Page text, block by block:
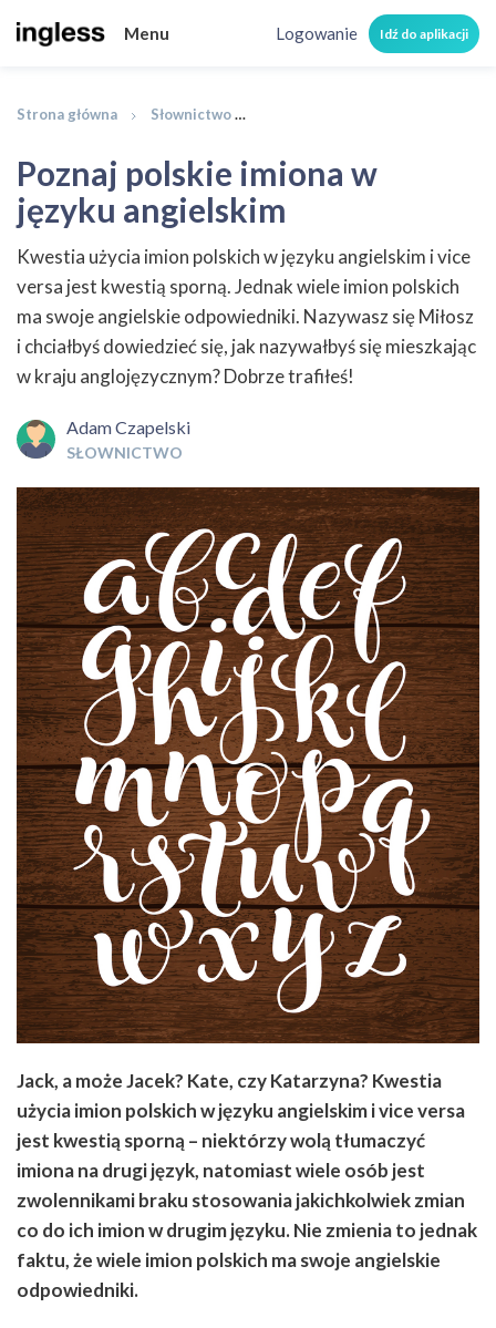
Menu Logowanie Idź do aplikacji
Strona główna Słownictwo
Poznaj polskie imiona w
języku angielskim
Kwestia użycia imion polskich w języku angielskim i vice
versa jest kwestią sporną. Jednak wiele imion polskich
ma swoje angielskie odpowiedniki. Nazywasz się Miłosz
i chciałbyś dowiedzieć się, jak nazywałbyś się mieszkając
w kraju anglojęzycznym? Dobrze trafiłeś!
Adam Czapelski
SŁOWNICTWO
Jack, a może Jacek? Kate, czy Katarzyna? Kwestia
użycia imion polskich w języku angielskim i vice versa
jest kwestią sporną – niektórzy wolą tłumaczyć
imiona na drugi język, natomiast wiele osób jest
zwolennikami braku stosowania jakichkolwiek zmian
co do ich imion w drugim języku. Nie zmienia to jednak
faktu, że wiele imion polskich ma swoje angielskie
odpowiedniki.